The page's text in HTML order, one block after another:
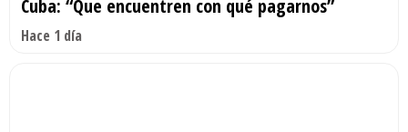
Cuba: “Que encuentren con qué pagarnos”
Hace 1 día